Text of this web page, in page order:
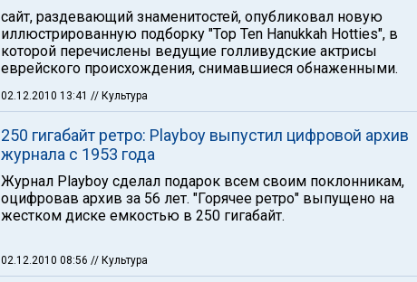
сайт, раздевающий знаменитостей, опубликовал новую
иллюстрированную подборку "Top Ten Hanukkah Hotties", в
которой перечислены ведущие голливудские актрисы
еврейского происхождения, снимавшиеся обнаженными.
02.12.2010 13:41 // Культура
250 гигабайт ретро: Playboy выпустил цифровой архив
журнала с 1953 года
Журнал Playboy сделал подарок всем своим поклонникам,
оцифровав архив за 56 лет. "Горячее ретро" выпущено на
жестком диске емкостью в 250 гигабайт.
02.12.2010 08:56 // Культура